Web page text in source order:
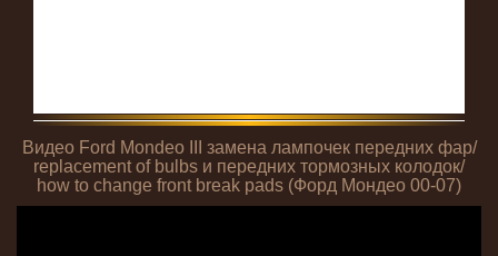
Видео Ford Mondeo III замена лампочек передних фар/
replacement of bulbs и передних тормозных колодок/
how to change front break pads (Форд Мондео 00-07)